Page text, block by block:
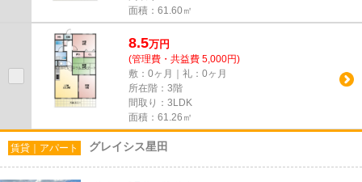
面積：61.60㎡
8.5万円
(管理費・共益費 5,000円)
敷：0ヶ月｜礼：0ヶ月
所在階：3階
間取り：3LDK
面積：61.26㎡
賃貸｜アパート グレイシス星田